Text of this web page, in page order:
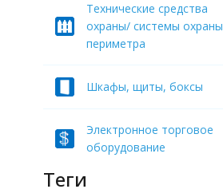
Технические средства
охраны/ системы охраны
периметра
Шкафы, щиты, боксы
Электронное торговое
оборудование
Теги